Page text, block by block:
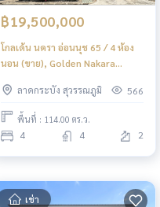
฿19,500,000
โกลเด้น นครา อ่อนนุช 65 / 4 ห้อง
นอน (ขาย), Golden Nakara
SALE) FAS033
ลาดกระบัง สุวรรณภูมิ 566
พื้นที่ : 114.00 ตร.ว.
4 4 2
เช่า